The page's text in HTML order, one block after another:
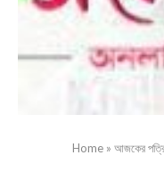
Home » আজকের